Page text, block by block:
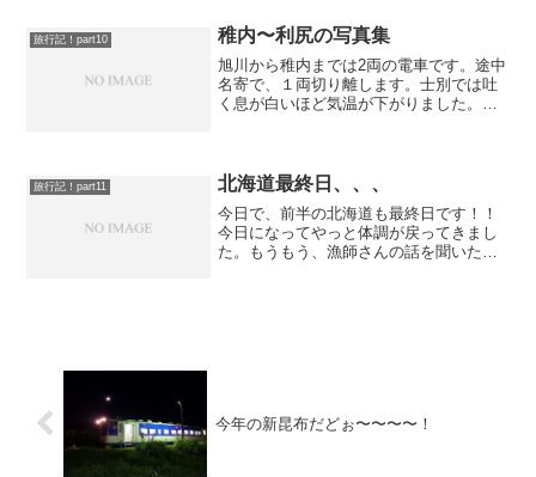
旅行記！part10 稚内〜利尻の写真集
旭川から稚内までは2両の電車です。途中
名寄で、１両切り離します。士別では吐
く息が白いほど気温が下がりました。ま
北海道といえどもそんな...
旅行記！part11 北海道最終日、、、
今日で、前半の北海道も最終日です！！
今日になってやっと体調が戻ってきまし
た。もうもう、漁師さんの話を聞いた
今年の新昆布だどぉ〜〜〜〜！